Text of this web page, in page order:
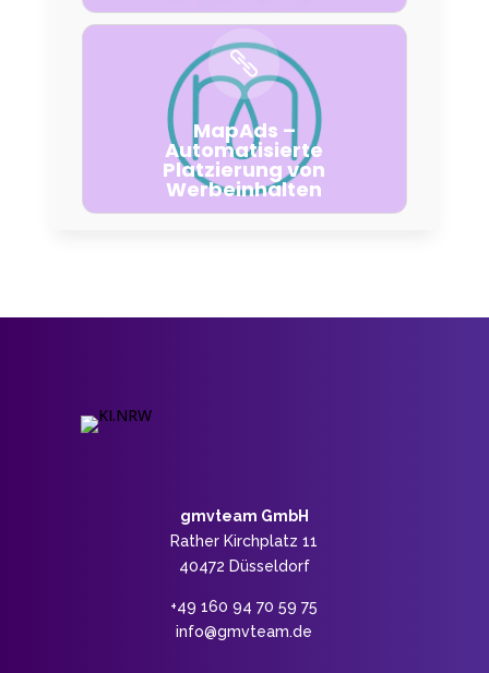
MapAds –
Automatisierte
Platzierung von
Werbeinhalten
gmvteam GmbH
Rather Kirchplatz 11
40472 Düsseldorf
+‭49 160 94 70 59 75‬
info@gmvteam.de